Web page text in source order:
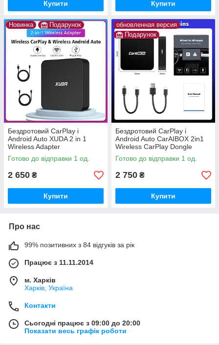
Купити Купити
Новинка Подарунок
Бездротовий CarPlay і
Android Auto XUDA 2 in 1
Wireless Adapter
Готово до відправки 1 од.
2 650 ₴
Купити
обновленная версия
Подарунок
Бездротовий CarPlay і
Android Auto CarAIBOX 2in1
Wireless CarPlay Dongle
Wireless
Готово до відправки 1 од.
2 750 ₴
Купити
Про нас
99% позитивних з 84 відгуків за рік
Працює з 11.11.2014
м. Харків
Харків, Україна
Контакти
Сьогодні працює з 09:00 до 20:00
Показати весь графік роботи